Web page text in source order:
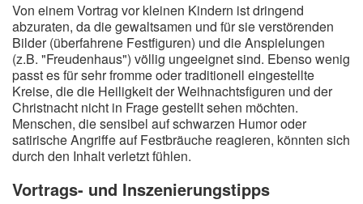
Von einem Vortrag vor kleinen Kindern ist dringend
abzuraten, da die gewaltsamen und für sie verstörenden
Bilder (überfahrene Festfiguren) und die Anspielungen
(z.B. "Freudenhaus") völlig ungeeignet sind. Ebenso wenig
passt es für sehr fromme oder traditionell eingestellte
Kreise, die die Heiligkeit der Weihnachtsfiguren und der
Christnacht nicht in Frage gestellt sehen möchten.
Menschen, die sensibel auf schwarzen Humor oder
satirische Angriffe auf Festbräuche reagieren, könnten sich
durch den Inhalt verletzt fühlen.
Vortrags- und Inszenierungstipps